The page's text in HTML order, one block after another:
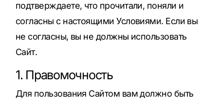
подтверждаете, что прочитали, поняли и
согласны с настоящими Условиями. Если вы
не согласны, вы не должны использовать
Сайт.
1. Правомочность
Для пользования Сайтом вам должно быть